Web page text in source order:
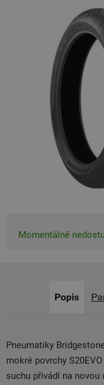
Momentálně
Popis
Pneumatiky
mokré povrchy
suchu přivádí na